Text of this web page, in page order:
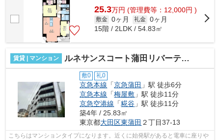
25.3万円 (管理費等：12,000円 )
敷金 0ヶ月 礼金 0ヶ月
15階 / 2LDK / 54.83㎡
賃貸 | マンション ルネサンスコート蒲田リバーテラス
敷0 礼0
京急本線 「京急蒲田 」駅 徒歩6分
京急本線 「梅屋敷 」駅 徒歩11分
京急空港線 「糀谷 」駅 徒歩11分
築4年 / 25.83㎡
東京都大田区東蒲田 ２丁目37-13
こちらはマンションタイプになります。近くに始発駅があると電車に座りや